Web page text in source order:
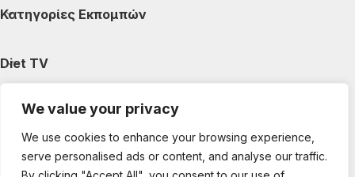
We value your privacy
We use cookies to enhance your browsing experience,
serve personalised ads or content, and analyse our traffic.
Κατηγορίες Εκπομπών
Diet TV
Κατηγορίες Άρθρων
Ακολουθήστε μας